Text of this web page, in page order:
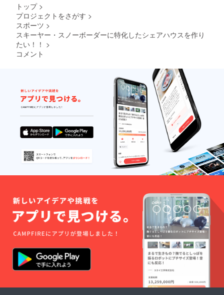
ます
が、事
いたし
ます。
担をお
願いし
や必要
情報は
DMにて
ご連絡
くださ
い。
交通
費・宿
実費で
お支払
いいた
だきま
す。 ※
場所や
期間に
よって
追加で
費用請
求をす
る可能
性ござ
いま
支援者
様の費
用は各
自ご負
担をお
願いし
ます。
※ その
他詳細
情報は
DMにて
ご連絡
トップ >
プロジェクトをさがす >
スポーツ >
スキーヤー・スノーボーダーに特化したシェアハウスを作り
たい！！ >
コメント